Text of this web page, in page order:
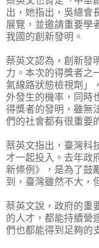
出，她指出，吳總會
展覽，並邀請重要學
我國的創新發明。
蔡英文認為，創新發
力。本次的得獎者之
氣線路狀態檢視劑」
外發生的機率，同時
得獎者的發明，雖無
們的社會都有很重要
蔡英文指出，臺灣科
才一起投入。去年政
新條例》，是為了鼓
到，臺灣雖然不大，
蔡英文說，政府的重
的人才，都能持續營
們也都能得到足夠的